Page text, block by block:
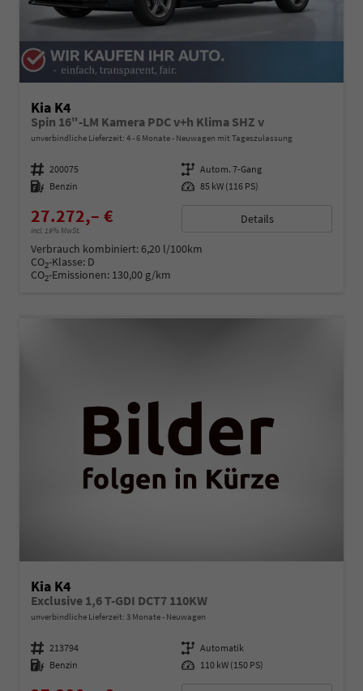
Kia K4
Spin 16"-LM Kamera PDC v+h Klima SHZ v
unverbindliche Lieferzeit: 4 - 6 Monate Neuwagen mit Tageszulassung
Fahrzeugnummer 200075 Getriebe Autom. 7-Gang
Kraftstoff Benzin Leistung 85 kW (116 PS)
27.272,– €
incl. 19% MwSt.
Details
Verbrauch kombiniert:6,20 l/100km
CO2-Klasse: D
CO2-Emissionen: 130,00 g/km
Kia K4
Exclusive 1,6 T-GDI DCT7 110KW
unverbindliche Lieferzeit: 3 Monate Neuwagen
Fahrzeugnummer 213794 Getriebe Automatik
Kraftstoff Benzin Leistung 110 kW (150 PS)